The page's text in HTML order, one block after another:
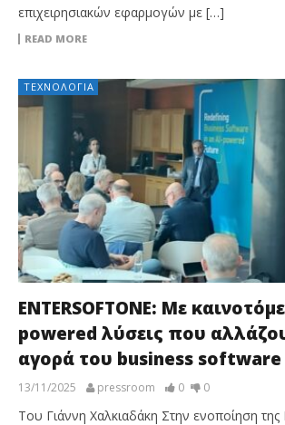
επιχειρησιακών εφαρμογών με […]
READ MORE
ΤΕΧΝΟΛΟΓΊΑ
ENTERSOFTONE: Με
powered λύσεις που
αγορά του business software
13/11/2025 pressroom 0 0
Του Γιάννη Χαλκιαδάκη Στην ενοποίηση της